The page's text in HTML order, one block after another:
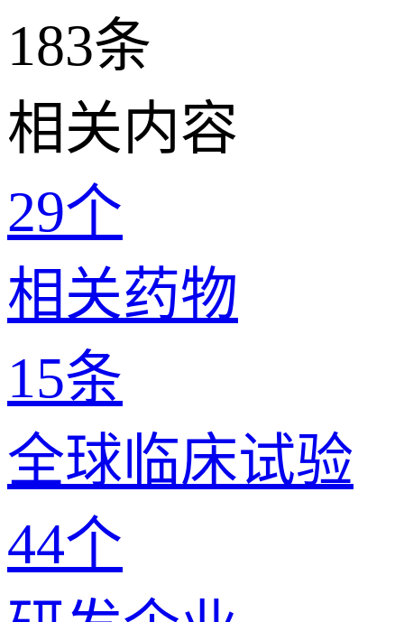
183条
相关内容
29个
相关药物
15条
全球临床试验
44个